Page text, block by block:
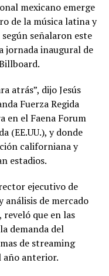
mexicano emerge
de la música latina y
señalaron este
jornada inaugural de
atrás”, dijo Jesús
Fuerza Regida
en el Faena Forum
(EE.UU.), y donde
californiana y
estadios.
ejecutivo de
de mercado
que en las
demanda del
de streaming
año anterior.